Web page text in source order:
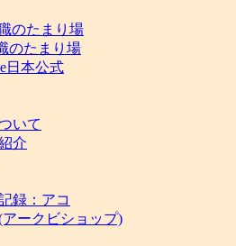
のたまり場
のたまり場
日本公式
いて
介
録：アコ
ークビショップ)